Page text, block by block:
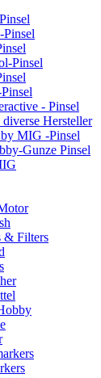
Pinsel
Pinsel
- Pinsel
diverse Hersteller
MIG -Pinsel
Gunze Pinsel
& Filters